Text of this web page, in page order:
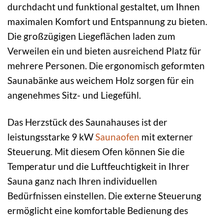
durchdacht und funktional gestaltet, um Ihnen
maximalen Komfort und Entspannung zu bieten.
Die großzügigen Liegeflächen laden zum
Verweilen ein und bieten ausreichend Platz für
mehrere Personen. Die ergonomisch geformten
Saunabänke aus weichem Holz sorgen für ein
angenehmes Sitz- und Liegefühl.
Das Herzstück des Saunahauses ist der
leistungsstarke 9 kWSaunaofen mit externer
Steuerung. Mit diesem Ofen können Sie die
Temperatur und die Luftfeuchtigkeit in Ihrer
Sauna ganz nach Ihren individuellen
Bedürfnissen einstellen. Die externe Steuerung
ermöglicht eine komfortable Bedienung des